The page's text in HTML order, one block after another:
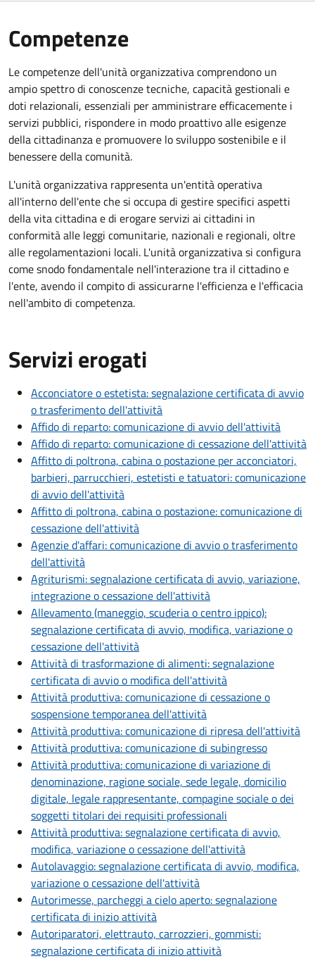
Competenze
Le competenze dell'unità organizzativa comprendono un
ampio spettro di conoscenze tecniche, capacità gestionali e
doti relazionali, essenziali per amministrare efficacemente i
servizi pubblici, rispondere in modo proattivo alle esigenze
della cittadinanza e promuovere lo sviluppo sostenibile e il
benessere della comunità.
L'unità organizzativa rappresenta un'entità operativa
all'interno dell'ente che si occupa di gestire specifici aspetti
della vita cittadina e di erogare servizi ai cittadini in
conformità alle leggi comunitarie, nazionali e regionali, oltre
alle regolamentazioni locali. L'unità organizzativa si configura
come snodo fondamentale nell'interazione tra il cittadino e
l'ente, avendo il compito di assicurarne l'efficienza e l'efficacia
nell'ambito di competenza.
Servizi erogati
Acconciatore o estetista: segnalazione certificata di avvio
o trasferimento dell'attività
Affido di reparto: comunicazione di avvio dell'attività
Affido di reparto: comunicazione di cessazione dell'attività
Affitto di poltrona, cabina o postazione per acconciatori,
barbieri, parrucchieri, estetisti e tatuatori: comunicazione
di avvio dell'attività
Affitto di poltrona, cabina o postazione: comunicazione di
cessazione dell'attività
Agenzie d'affari: comunicazione di avvio o trasferimento
dell'attività
Agriturismi: segnalazione certificata di avvio, variazione,
integrazione o cessazione dell'attività
Allevamento (maneggio, scuderia o centro ippico):
segnalazione certificata di avvio, modifica, variazione o
cessazione dell'attività
Attività di trasformazione di alimenti: segnalazione
certificata di avvio o modifica dell'attività
Attività produttiva: comunicazione di cessazione o
sospensione temporanea dell'attività
Attività produttiva: comunicazione di ripresa dell'attività
Attività produttiva: comunicazione di subingresso
Attività produttiva: comunicazione di variazione di
denominazione, ragione sociale, sede legale, domicilio
digitale, legale rappresentante, compagine sociale o dei
soggetti titolari dei requisiti professionali
Attività produttiva: segnalazione certificata di avvio,
modifica, variazione o cessazione dell'attività
Autolavaggio: segnalazione certificata di avvio, modifica,
variazione o cessazione dell'attività
Autorimesse, parcheggi a cielo aperto: segnalazione
certificata di inizio attività
Autoriparatori, elettrauto, carrozzieri, gommisti:
segnalazione certificata di inizio attività